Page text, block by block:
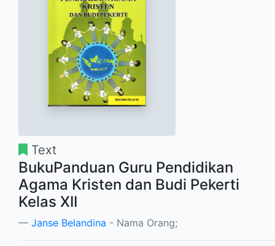
Text
BukuPanduan Guru Pendidikan
Agama Kristen dan Budi Pekerti
Kelas XII
Janse Belandina - Nama Orang;